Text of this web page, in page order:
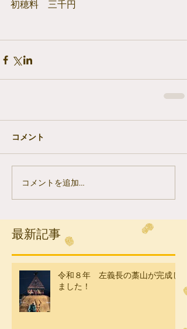
初穂料　三千円
コメント
コメントを追加…
最新記事
令和８年 左義長の藁山が完成し
ました！